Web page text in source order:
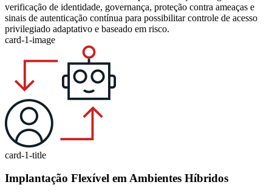
verificação de identidade, governança, proteção contra ameaças e
sinais de autenticação contínua para possibilitar controle de acesso
privilegiado adaptativo e baseado em risco.
card-1-image
card-1-title
Implantação Flexível em Ambientes Híbridos